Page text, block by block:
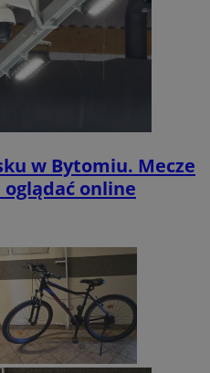
w Bytomiu. Mecze
online